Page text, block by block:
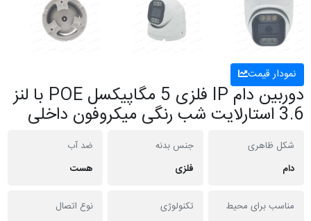
نمودار قیمت
دوربین دام IP فلزی 5 مگاپیکسل POE با لنز
3.6 استارلایت شب رنگی میکروفون داخلی
شکل ظاهری
دام
جنس بدنه
فلزی
ضد آب
هست
مناسب برای محیط
تکنولوژی
نوع اتصال